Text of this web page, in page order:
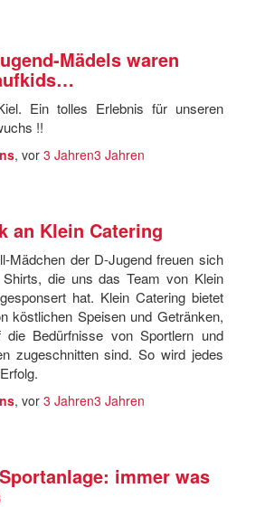
Mädels waren
Ein tolles Erlebnis für unseren
!!
, vor 3 Jahren3 Jahren
an Klein Catering
Mädchen der D-Jugend freuen sich
die uns das Team von Klein
hat. Klein Catering bietet
köstlichen Speisen und Getränken,
die Bedürfnisse von Sportlern und
zugeschnitten sind. So wird jedes
, vor 3 Jahren3 Jahren
immer was